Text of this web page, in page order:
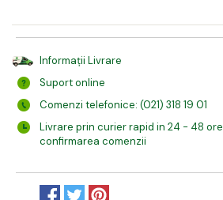
Informații Livrare
Suport online
Comenzi telefonice: (021) 318 19 01
Livrare prin curier rapid in 24 - 48
confirmarea comenzii